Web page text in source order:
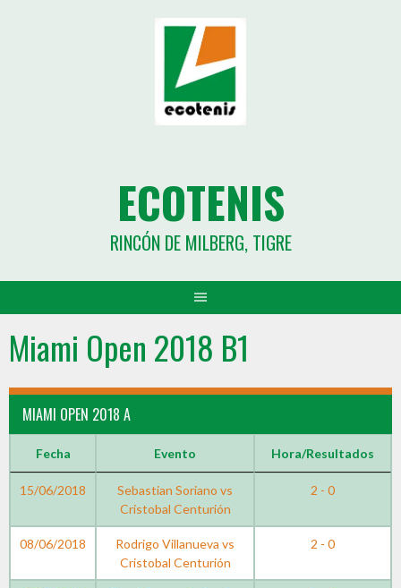
ECOTENIS
RINCÓN DE MILBERG, TIGRE
Miami Open 2018 B1
MIAMI OPEN 2018 A
Fecha Evento Hora/Resultados
15/06/2018
Sebastian Soriano vs
Cristobal Centurión
2 - 0
08/06/2018
Rodrigo Villanueva vs
Cristobal Centurión
2 - 0